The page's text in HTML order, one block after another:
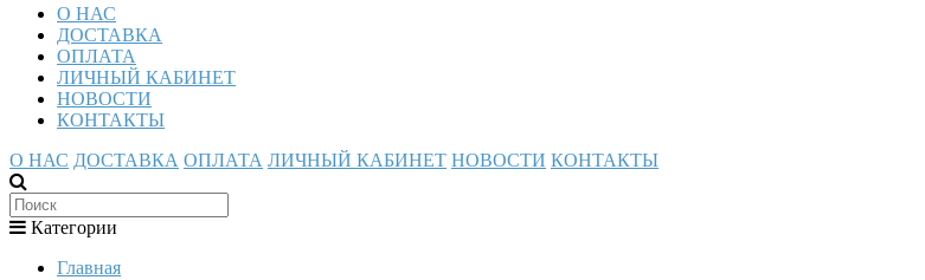
О НАС
ДОСТАВКА
ОПЛАТА
ЛИЧНЫЙ КАБИНЕТ
НОВОСТИ
КОНТАКТЫ
О НАС ДОСТАВКА ОПЛАТА ЛИЧНЫЙ КАБИНЕТ НОВОСТИ КОНТАКТЫ
Категории
Главная